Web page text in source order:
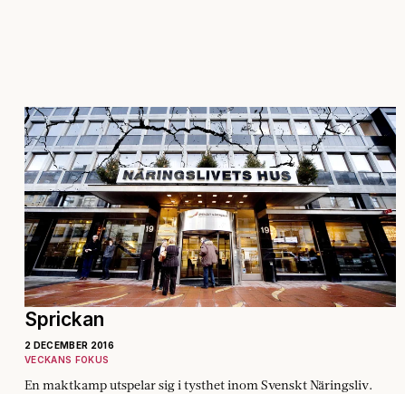
Sprickan
2 DECEMBER 2016
VECKANS FOKUS
En maktkamp utspelar sig i tysthet inom Svenskt Näringsliv.